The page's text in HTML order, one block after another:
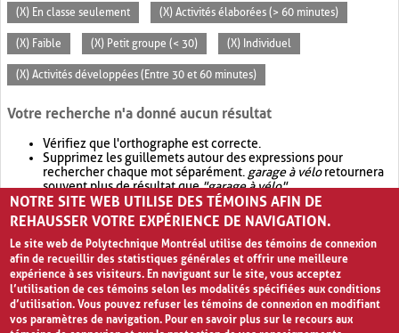
(X) En classe seulement (X) Activités élaborées (> 60 minutes)
(X) Faible (X) Petit groupe (< 30) (X) Individuel
(X) Activités développées (Entre 30 et 60 minutes)
Votre recherche n'a donné aucun résultat
Vérifiez que l'orthographe est correcte.
Supprimez les guillemets autour des expressions pour
rechercher chaque mot séparément. garage à véloretournera
souvent plus de résultat que"garage à vélo".
Envisagez d'élargir votre recherche avec OR.garage OR vélo
retournera souvent plus de résultat quegarage à vélo
NOTRE SITE WEB UTILISE DES TÉMOINS AFIN DE
REHAUSSER VOTRE EXPÉRIENCE DE NAVIGATION.
Le site web de Polytechnique Montréal utilise des témoins de connexion
afin de recueillir des statistiques générales et offrir une meilleure
expérience à ses visiteurs. En naviguant sur le site, vous acceptez
l’utilisation de ces témoins selon les modalités spécifiées aux conditions
d’utilisation. Vous pouvez refuser les témoins de connexion en modifiant
vos paramètres de navigation. Pour en savoir plus sur le recours aux